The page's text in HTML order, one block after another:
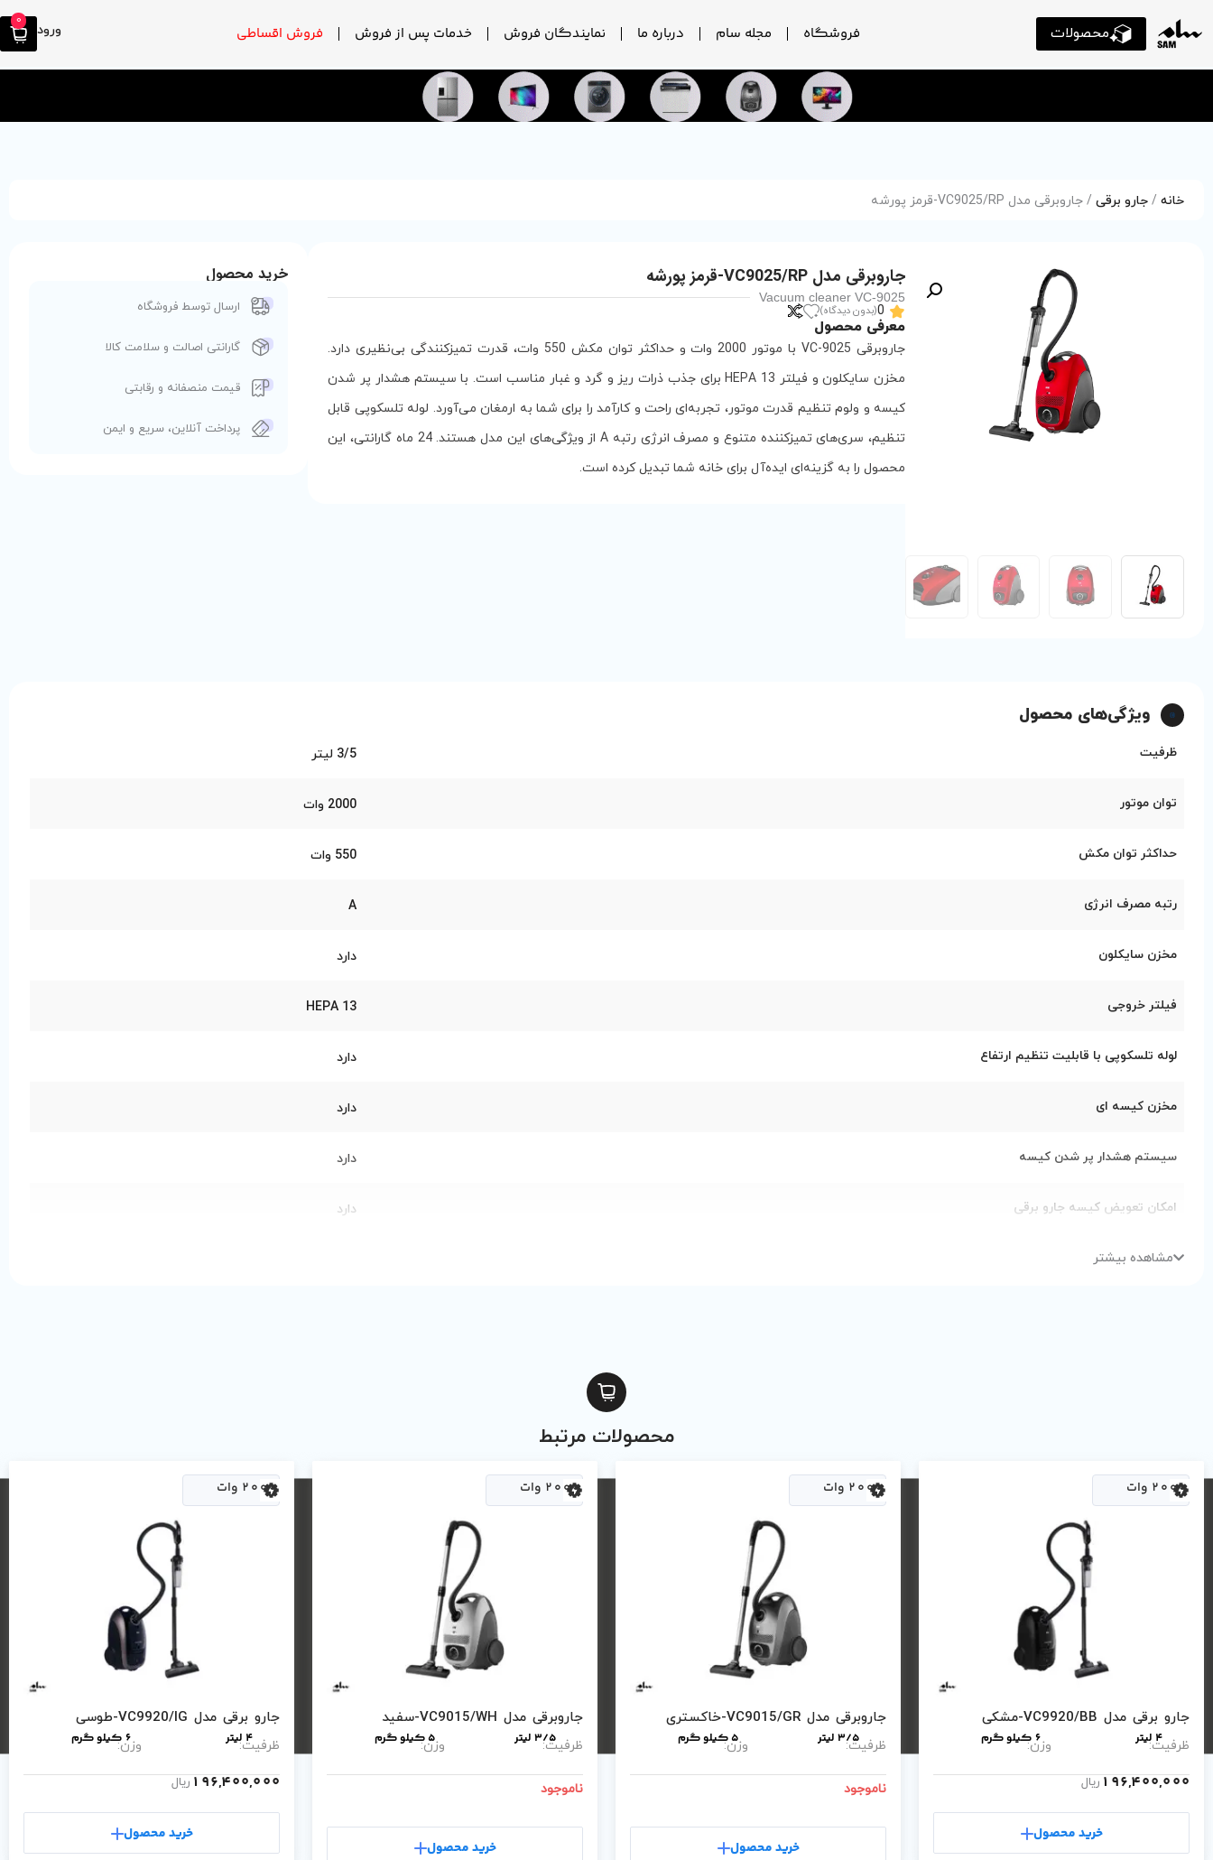
محصولات فروشگاه مجله سام درباره ما نمایندگان فروش خدمات پس از فروش فروش اقساطی ورود
0
خانه /جارو برقی / جاروبرقی مدل VC9025/RP-قرمز پورشه
جاروبرقی مدل VC9025/RP-قرمز پورشه
Vacuum cleaner VC-9025
0(بدون دیدگاه)
معرفی محصول
جاروبرقی VC-9025 با موتور 2000 وات و حداکثر توان مکش 550 وات، قدرت تمیزکنندگی بی‌نظیری دارد.
مخزن سایکلون و فیلتر HEPA 13 برای جذب ذرات ریز و گرد و غبار مناسب است. با سیستم هشدار پر شدن
کیسه و ولوم تنظیم قدرت موتور، تجربه‌ای راحت و کارآمد را برای شما به ارمغان می‌آورد. لوله تلسکوپی قابل
تنظیم، سری‌های تمیزکننده متنوع و مصرف انرژی رتبه A از ویژگی‌های این مدل هستند. 24 ماه گارانتی، این
محصول را به گزینه‌ای ایده‌آل برای خانه شما تبدیل کرده است.
خرید محصول
ارسال توسط فروشگاه
گارانتی اصالت و سلامت کالا
قیمت منصفانه و رقابتی
پرداخت آنلاین، سریع و ایمن
ویژگی‌های محصول
ظرفیت 3/5 لیتر
توان موتور 2000 وات
حداکثر توان مکش 550 وات
رتبه مصرف انرژی A
مخزن سایکلون دارد
فیلتر خروجی HEPA 13
لوله تلسکوپی با قابلیت تنظیم ارتفاع دارد
مخزن کیسه ای دارد
سیستم هشدار پر شدن کیسه دارد
امکان تعویض کیسه جارو برقی دارد
ولوم تنظیم قدرت موتور
مشاهده بیشتر
محصولات مرتبط
2000 وات
جارو برقی مدل VC9920/BB-مشکی
ظرفیت:
4 لیتر وزن:
6 کیلو گرم
196,400,000ریال
خرید محصول
2000 وات
جاروبرقی مدل VC9015/GR-خاکستری
ظرفیت:3/5 لیتر وزن:
5 کیلو گرم
ناموجود
خرید محصول
2000 وات
جاروبرقی مدل VC9015/WH-سفید
ظرفیت:3/5 لیتر وزن:
5 کیلو گرم
ناموجود
خرید محصول
2000 وات
جارو برقی مدل VC9920/IG-طوسی
ظرفیت:
4 لیتر وزن:
6 کیلو گرم
196,400,000ریال
خرید محصول